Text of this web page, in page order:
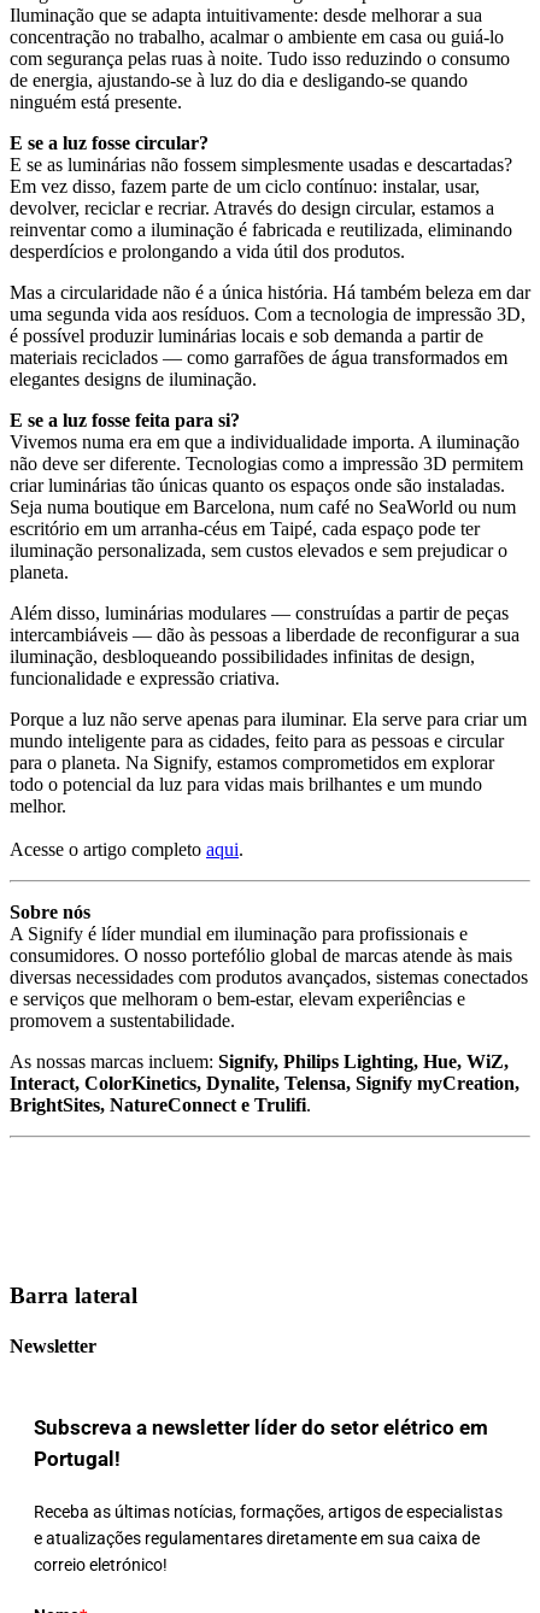
Iluminação que se adapta intuitivamente: desde melhorar a sua
concentração no trabalho, acalmar o ambiente em casa ou guiá-lo
com segurança pelas ruas à noite. Tudo isso reduzindo o consumo
de energia, ajustando-se à luz do dia e desligando-se quando
ninguém está presente.
E se a luz fosse circular?
E se as luminárias não fossem simplesmente usadas e descartadas?
Em vez disso, fazem parte de um ciclo contínuo: instalar, usar,
devolver, reciclar e recriar. Através do design circular, estamos a
reinventar como a iluminação é fabricada e reutilizada, eliminando
desperdícios e prolongando a vida útil dos produtos.
Mas a circularidade não é a única história. Há também beleza em dar
uma segunda vida aos resíduos. Com a tecnologia de impressão 3D,
é possível produzir luminárias locais e sob demanda a partir de
materiais reciclados — como garrafões de água transformados em
elegantes designs de iluminação.
E se a luz fosse feita para si?
Vivemos numa era em que a individualidade importa. A iluminação
não deve ser diferente. Tecnologias como a impressão 3D permitem
criar luminárias tão únicas quanto os espaços onde são instaladas.
Seja numa boutique em Barcelona, num café no SeaWorld ou num
escritório em um arranha-céus em Taipé, cada espaço pode ter
iluminação personalizada, sem custos elevados e sem prejudicar o
planeta.
Além disso, luminárias modulares — construídas a partir de peças
intercambiáveis — dão às pessoas a liberdade de reconfigurar a sua
iluminação, desbloqueando possibilidades infinitas de design,
funcionalidade e expressão criativa.
Porque a luz não serve apenas para iluminar. Ela serve para criar um
mundo inteligente para as cidades, feito para as pessoas e circular
para o planeta. Na Signify, estamos comprometidos em explorar
todo o potencial da luz para vidas mais brilhantes e um mundo
melhor.
Acesse o artigo completo aqui.
Sobre nós
A Signify é líder mundial em iluminação para profissionais e
consumidores. O nosso portefólio global de marcas atende às mais
diversas necessidades com produtos avançados, sistemas conectados
e serviços que melhoram o bem-estar, elevam experiências e
promovem a sustentabilidade.
As nossas marcas incluem: Signify, Philips Lighting, Hue, WiZ,
Interact, ColorKinetics, Dynalite, Telensa, Signify myCreation,
BrightSites, NatureConnect e Trulifi.
Barra lateral